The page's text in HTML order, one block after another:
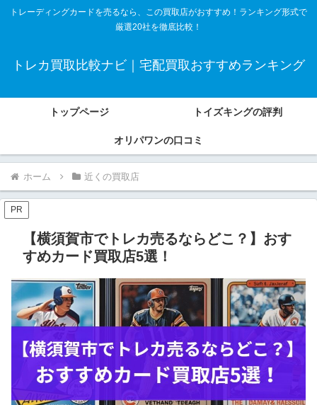
トレーディングカードを売るなら、この買取店がおすすめ！ランキング形式で
厳選20社を徹底比較！
トレカ買取比較ナビ｜宅配買取おすすめランキング
トップページ トイズキングの評判
オリパワンの口コミ
ホーム 近くの買取店
PR
【横須賀市でトレカ売るならどこ？】おす
すめカード買取店5選！